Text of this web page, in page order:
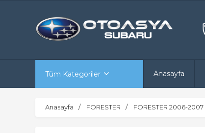
Tüm Kategoriler Anasayfa
Anasayfa FORESTER FORESTER 2006-2007